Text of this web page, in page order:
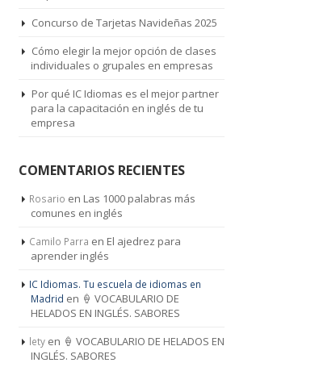
Concurso de Tarjetas Navideñas 2025
Cómo elegir la mejor opción de clases
individuales o grupales en empresas
Por qué IC Idiomas es el mejor partner
para la capacitación en inglés de tu
empresa
COMENTARIOS RECIENTES
Rosario en Las 1000 palabras más
comunes en inglés
Camilo Parra en El ajedrez para
aprender inglés
IC Idiomas. Tu escuela de idiomas en
Madrid en 🍦 VOCABULARIO DE
HELADOS EN INGLÉS. SABORES
lety en 🍦 VOCABULARIO DE HELADOS EN
INGLÉS. SABORES